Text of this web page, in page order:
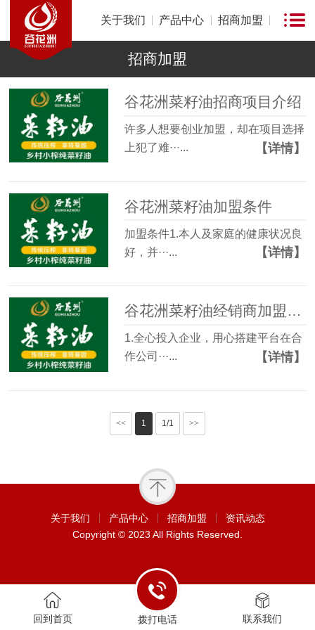
关于我们 产品中心 招商加盟
招商加盟
谷花洲菜籽油招商项目介绍
许多人想要创业加盟，却在项目选择
上犯了难···...
【详情】
谷花洲菜籽油加盟条件
加盟条件1.本人及家庭的健康状况良
好，并···...
【详情】
谷花洲菜籽油经销商加盟优势
1.全心投入企业，用心搭建平台在合
作公司···...
【详情】
<< 1 1/1 >>
关于我们 产品中心 招商加盟
资讯动态
Copyright © 2023 All Rights Reserved.
回到首页 拨打电话 联系我们